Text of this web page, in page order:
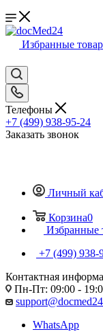
Избранные
Телефоны
+7 (499) 938-95-24
Заказать звонок
Личный
Корзина0
Избранные
+7 (499) 938-
Контактная
Пн-Пт: 09:00 -
WhatsApp